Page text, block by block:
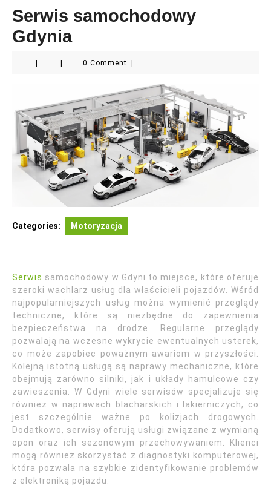
Serwis samochodowy
Gdynia
0 Comment
Categories: Motoryzacja
Serwis samochodowy w Gdyni to miejsce, które oferuje
szeroki wachlarz usług dla właścicieli pojazdów. Wśród
najpopularniejszych usług można wymienić przeglądy
techniczne, które są niezbędne do zapewnienia
bezpieczeństwa na drodze. Regularne przeglądy
pozwalają na wczesne wykrycie ewentualnych usterek,
co może zapobiec poważnym awariom w przyszłości.
Kolejną istotną usługą są naprawy mechaniczne, które
obejmują zarówno silniki, jak i układy hamulcowe czy
zawieszenia. W Gdyni wiele serwisów specjalizuje się
również w naprawach blacharskich i lakierniczych, co
jest szczególnie ważne po kolizjach drogowych.
Dodatkowo, serwisy oferują usługi związane z wymianą
opon oraz ich sezonowym przechowywaniem. Klienci
mogą również skorzystać z diagnostyki komputerowej,
która pozwala na szybkie zidentyfikowanie problemów
z elektroniką pojazdu.